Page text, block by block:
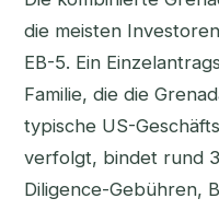
die meisten
EB-5. Ein
Familie, die die
typische US-
verfolgt, bindet rund
Diligence-Gebühren,